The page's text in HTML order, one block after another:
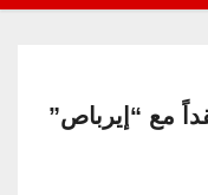
مع “إيرباص”